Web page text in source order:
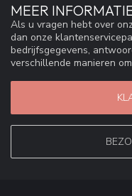
MEER
Als u vragen hebt over
dan onze
bedrijfsgegevens,
verschillende manieren